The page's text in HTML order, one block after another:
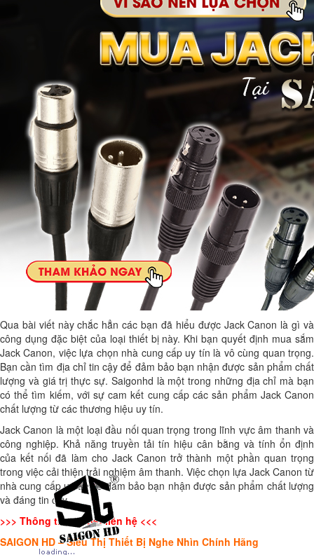
Qua bài viết này chắc hẳn các bạn đã hiểu được Jack Canon là gì và
công dụng đặc biệt của loại thiết bị này. Khi bạn quyết định mua sắm
Jack Canon, việc lựa chọn nhà cung cấp uy tín là vô cùng quan trọng.
Bạn cần tìm địa chỉ tin cậy để đảm bảo bạn nhận được sản phẩm chất
lượng và giá trị thực sự. Saigonhd là một trong những địa chỉ mà bạn
có thể tìm kiếm, với sự cam kết cung cấp các sản phẩm Jack Canon
chất lượng từ các thương hiệu uy tín.
Jack Canon là một loại đầu nối quan trọng trong lĩnh vực âm thanh và
công nghiệp. Khả năng truyền tải tín hiệu cân bằng và tính ổn định
của kết nối đã làm cho Jack Canon trở thành một phần quan trọng
trong việc cải thiện trải nghiệm âm thanh. Việc chọn lựa Jack Canon từ
nhà cung cấp uy tín sẽ đảm bảo bạn nhận được sản phẩm chất lượng
và đáng tin cậy.
>>> Thông tin chi tiết liên hệ <<<
SAIGON HD – Siêu Thị Thiết Bị Nghe Nhìn Chính Hãng